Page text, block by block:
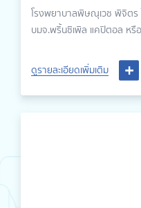
โรงพยาบาลพิษณุเวช พิจิตร
บมจ.พริ้นซิเพิล แคปิตอล หรื
ทุ่มเทในการดูแลประชาชนข
งานกู้ชีพกู้ภัยในเมืองพิจิตร
เวทย์ รักษ์กุลชน ผู้อำนวยก
ดูรายละเอียดเพิ่มเติม